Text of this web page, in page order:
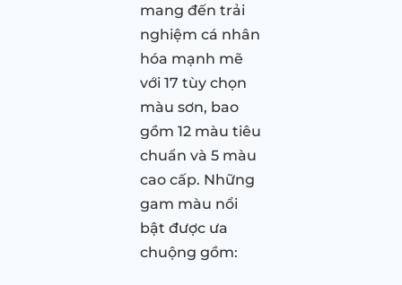
mang đến trải
nghiệm cá nhân
hóa mạnh mẽ
với 17 tùy chọn
màu sơn, bao
gồm 12 màu tiêu
chuẩn và 5 màu
cao cấp. Những
gam màu nổi
bật được ưa
chuộng gồm: